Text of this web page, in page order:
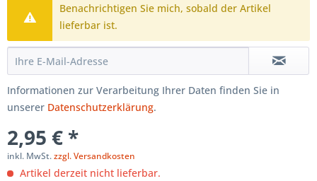
Benachrichtigen Sie mich, sobald der Artikel
lieferbar ist.
Informationen zur Verarbeitung Ihrer Daten finden Sie in
unserer Datenschutzerklärung.
2,95 € *
inkl. MwSt.zzgl. Versandkosten
Artikel derzeit nicht lieferbar.